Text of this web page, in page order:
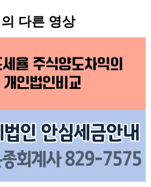
다른 영상